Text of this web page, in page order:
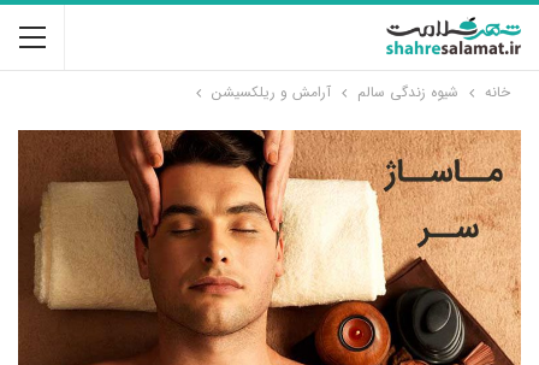
خانه شیوه زندگی سالم آرامش و ریلکسیشن